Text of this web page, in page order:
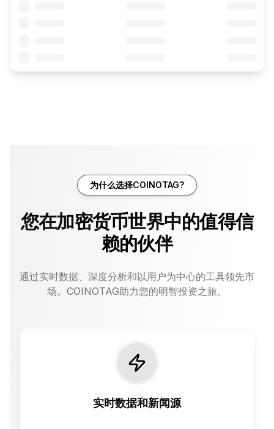
为什么选择COINOTAG?
您在加密货币世界中的值得信
赖的伙伴
通过实时数据、深度分析和以用户为中心的工具领先市
场。COINOTAG助力您的明智投资之旅。
实时数据和新闻源